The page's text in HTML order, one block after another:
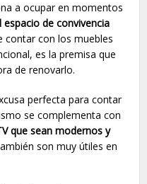
a ocupar en momentos
espacio de convivencia
contar con los muebles
es la premisa que
de renovarlo.
perfecta para contar
se complementa con
que sean modernos y
son muy útiles en